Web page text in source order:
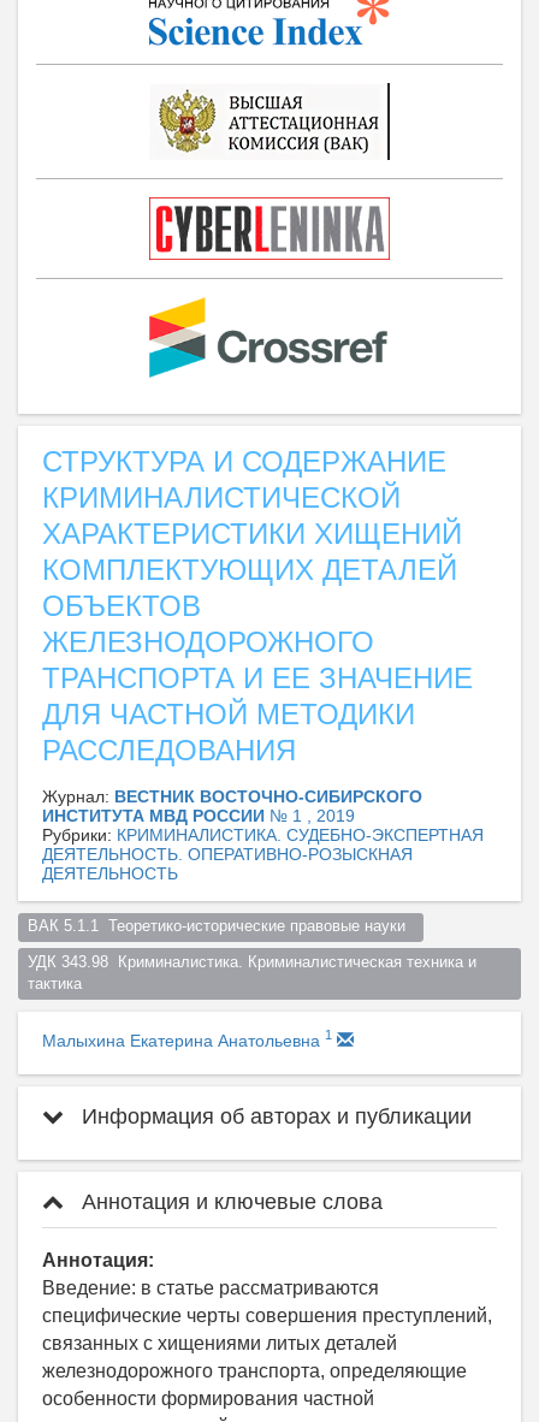
СТРУКТУРА И СОДЕРЖАНИЕ
КРИМИНАЛИСТИЧЕСКОЙ
ХАРАКТЕРИСТИКИ ХИЩЕНИЙ
КОМПЛЕКТУЮЩИХ ДЕТАЛЕЙ
ОБЪЕКТОВ
ЖЕЛЕЗНОДОРОЖНОГО
ТРАНСПОРТА И ЕЕ ЗНАЧЕНИЕ
ДЛЯ ЧАСТНОЙ МЕТОДИКИ
РАССЛЕДОВАНИЯ
Журнал: ВЕСТНИК ВОСТОЧНО-СИБИРСКОГО
ИНСТИТУТА МВД РОССИИ № 1 , 2019
Рубрики: КРИМИНАЛИСТИКА. СУДЕБНО-ЭКСПЕРТНАЯ
ДЕЯТЕЛЬНОСТЬ. ОПЕРАТИВНО-РОЗЫСКНАЯ
ДЕЯТЕЛЬНОСТЬ
ВАК 5.1.1  Теоретико-исторические правовые науки
УДК 343.98  Криминалистика. Криминалистическая техника и
тактика
Малыхина Екатерина Анатольевна 1
Информация об авторах и публикации
Аннотация и ключевые слова
Аннотация:
Введение: в статье рассматриваются
специфические черты совершения преступлений,
связанных с хищениями литых деталей
железнодорожного транспорта, определяющие
особенности формирования частной